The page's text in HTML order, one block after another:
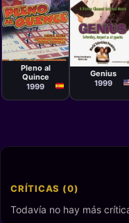
Película
Josetxo San
Mateo
Pleno al
Quince
1999
Película
Rod Daniel
Genius
1999
CRÍTICAS (0)
Todavía no hay más